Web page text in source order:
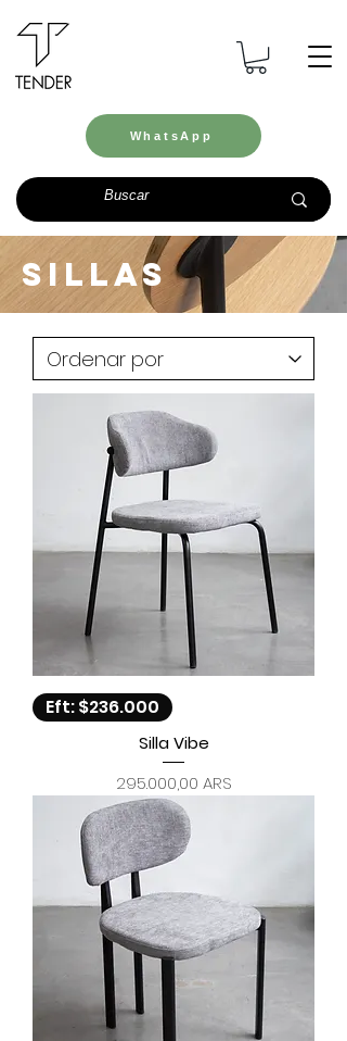
WhatsApp
Sillas
Eft: $236.000
Silla Vibe
Precio
295.000,00 ARS